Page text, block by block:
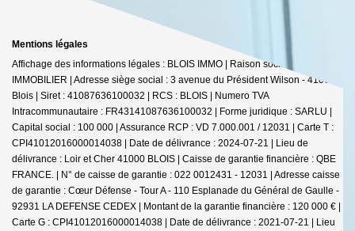
Mentions légales
Affichage des informations légales : BLOIS IMMO | Raison sociale : BLOIS
IMMOBILIER | Adresse siège social : 3 avenue du Président Wilson - 41000
Blois | Siret : 41087636100032 | RCS : BLOIS | Numero TVA
Intracommunautaire : FR43141087636100032 | Forme juridique : SARLU |
Capital social : 100 000 | Assurance RCP : VD 7.000.001 / 12031 | Carte T :
CPI41012016000014038 | Date de délivrance : 2024-07-21 | Lieu de
délivrance : Loir et Cher 41000 BLOIS | Caisse de garantie financière : QBE
FRANCE. | N° de caisse de garantie : 022 0012431 - 12031 | Adresse caisse
de garantie : Cœur Défense - Tour A - 110 Esplanade du Général de Gaulle -
92931 LA DEFENSE CEDEX | Montant de la garantie financière : 120 000 € |
Carte G : CPI41012016000014038 | Date de délivrance : 2021-07-21 | Lieu